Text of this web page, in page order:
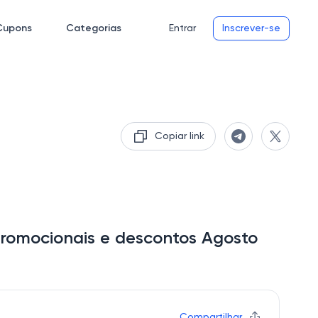
Categorias Entrar Inscrever-se
Copiar link
e descontos Agosto